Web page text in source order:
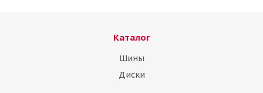
Каталог
Шины
Диски